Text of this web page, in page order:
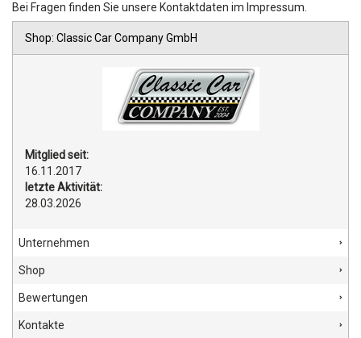
Bei Fragen finden Sie unsere Kontaktdaten im Impressum.
Shop: Classic Car Company GmbH
Mitglied seit:
16.11.2017
letzte Aktivität:
28.03.2026
Unternehmen
Shop
Bewertungen
Kontakte